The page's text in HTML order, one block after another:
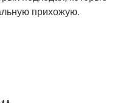
прихожую.